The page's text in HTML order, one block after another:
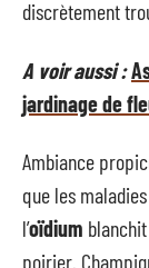
discrètement
A voir aussi :
jardinage de
Ambiance
que les
l’oïdium
poirier.